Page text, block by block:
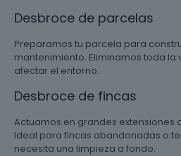
Desbroce de parcelas
Preparamos tu parcela para
mantenimiento. Eliminamos toda
afectar el entorno.
Desbroce de fincas
Actuamos en grandes extensiones
Ideal para fincas abandonadas o
necesita una limpieza a fondo.